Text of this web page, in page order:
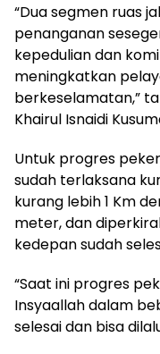
“Dua segmen ruas
penanganan
kepedulian dan
meningkatkan
berkeselamatan,”
Khairul Isnaidi
Untuk progres
sudah terlaksana
kurang lebih 1 Km
meter, dan
kedepan sudah
“Saat ini progres
Insyaallah dalam
selesai dan bisa